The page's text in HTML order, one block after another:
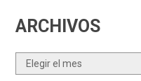
ARCHIVOS
Archivos